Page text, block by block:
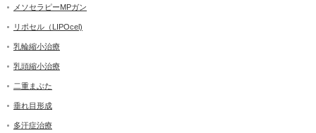
メソセラピーMPガン
リポセル（LIPOcel)
乳輪縮小治療
乳頭縮小治療
二重まぶた
垂れ目形成
多汗症治療